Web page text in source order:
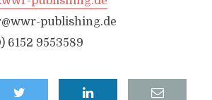
publishing.de
6152 9553589